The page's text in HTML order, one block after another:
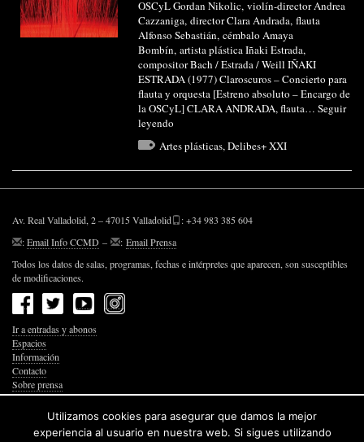
OSCyL Gordan Nikolic, violín-director Andrea
Cazzaniga, director Clara Andrada, flauta
Alfonso Sebastián, cémbalo Amaya
Bombín, artista plástica Iñaki Estrada,
compositor Bach / Estrada / Weill IÑAKI
ESTRADA (1977) Claroscuros – Concierto para
flauta y orquesta [Estreno absoluto – Encargo de
la OSCyL] CLARA ANDRADA, flauta… Seguir
leyendo
Artes plásticas, Delibes+ XXI
Av. Real Valladolid, 2 – 47015 Valladolid
: +34 983 385 604
:Email Info CCMD – : Email Prensa
Todos los datos de salas, programas, fechas e intérpretes que aparecen, son susceptibles
de modificaciones.
Ir a entradas y abonos
Espacios
Información
Contacto
Sobre prensa
Política de Privacidad
Política de Cookies
Accesibilidad Web
Utilizamos cookies para asegurar que damos la mejor
experiencia al usuario en nuestra web. Si sigues utilizando